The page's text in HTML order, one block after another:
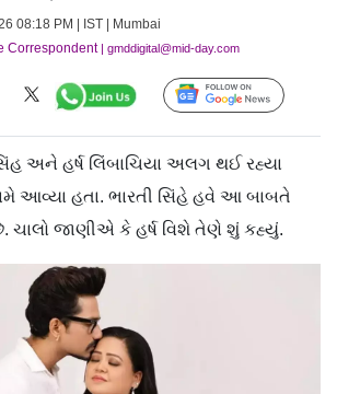
08:18 PM | IST | Mumbai
Correspondent| gmddigital@mid-day.com
Follow Us
અને હર્ષ લિંબાચિયા અલગ થઈ રહ્યા
આવ્યા હતા. ભારતી સિંહે હવે આ બાબતે
ચાલો જાણીએ કે હર્ષ વિશે તેણે શું કહ્યું.